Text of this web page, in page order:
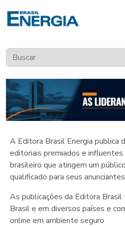
A Editora Brasil Energia publica
editoriais premiados e
brasileiro que atingem um
qualificado para seus
As publicações da Editora Brasil
Brasil e em diversos países e
online em ambiente seguro